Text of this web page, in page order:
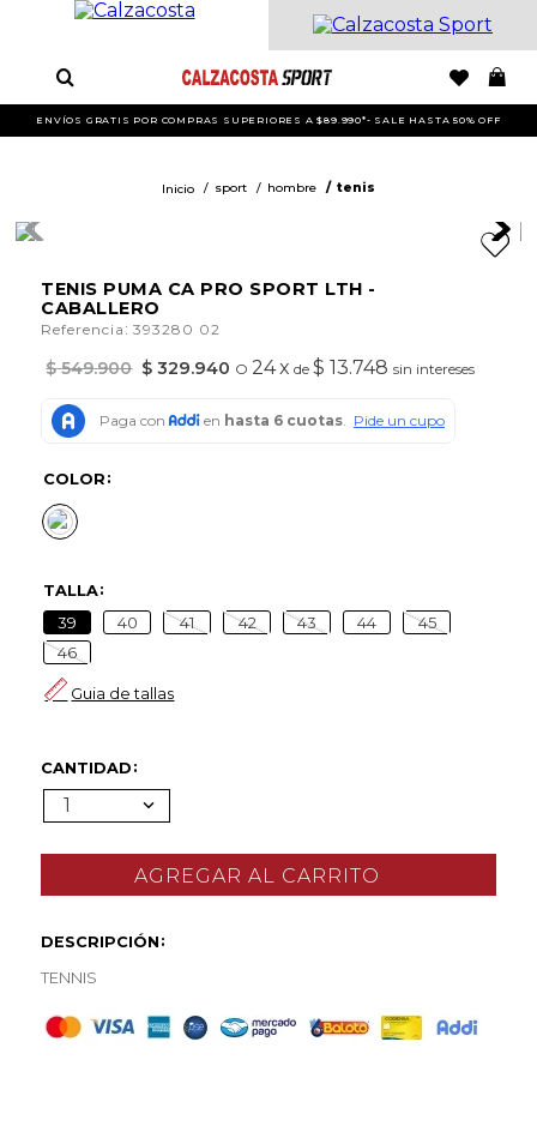
ENVÍOS GRATIS POR COMPRAS SUPERIORES A $89.990*- SALE HASTA 50% OFF
sport hombre tenis
TENIS PUMA CA PRO SPORT LTH -
CABALLERO
Referencia :393280 02
$ 549.900 $ 329.940 O 24x de$ 13.748 sin intereses
COLOR
TALLA
39 40 41 42 43 44
45
46
Guia de tallas
CANTIDAD
1
DESCRIPCIÓN
TENNIS